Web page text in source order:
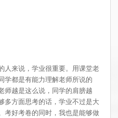
人来说，学业很重要。用课堂老
学都是有能力理解老师所说的
师越是这么说，同学的肩膀越
多方面思考的话，学业不过是大
考好考卷的同时，我也是能够做